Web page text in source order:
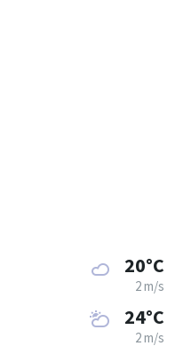
20°C
2 m/s
24°C
2 m/s